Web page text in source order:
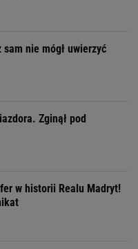
nie mógł uwierzyć
Zginął pod
w historii Realu Madryt!